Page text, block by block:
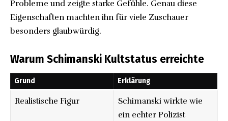
Probleme und zeigte starke Gefühle. Genau diese
Eigenschaften machten ihn für viele Zuschauer
besonders glaubwürdig.
Warum Schimanski Kultstatus erreichte
Grund Erklärung
Realistische Figur
Schimanski wirkte wie
ein echter Polizist